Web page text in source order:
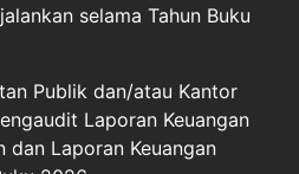
selama Tahun Buku
Publik dan/atau Kantor
Laporan Keuangan
dan Laporan Keuangan